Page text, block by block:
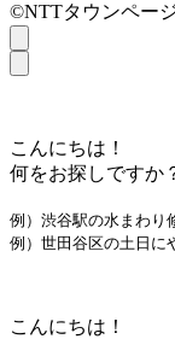
©NTTタウンページ
こんにちは！
何をお探しですか
例）渋谷駅の水まわり
例）世田谷区の土日に
こんにちは！